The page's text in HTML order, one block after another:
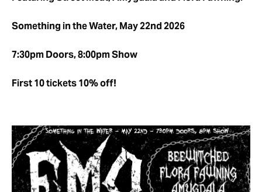
Something in the Water, May 22nd 2026
7:30pm Doors, 8:00pm Show
First 10 tickets 10% off!